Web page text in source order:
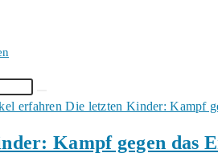
Kampf gegen das